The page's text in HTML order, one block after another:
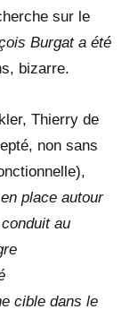
sur le
Burgat a été
bizarre.
Thierry de
non sans
place autour
au
cible dans le